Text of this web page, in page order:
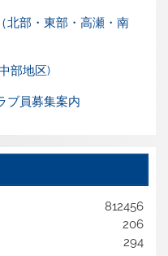
北部・東部・高瀬・南
部地区)
員募集案内
812456
206
294